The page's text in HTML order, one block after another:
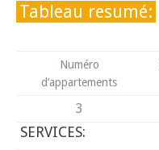
Tableau resumé:
Numéro
d’appartements
3
SERVICES: